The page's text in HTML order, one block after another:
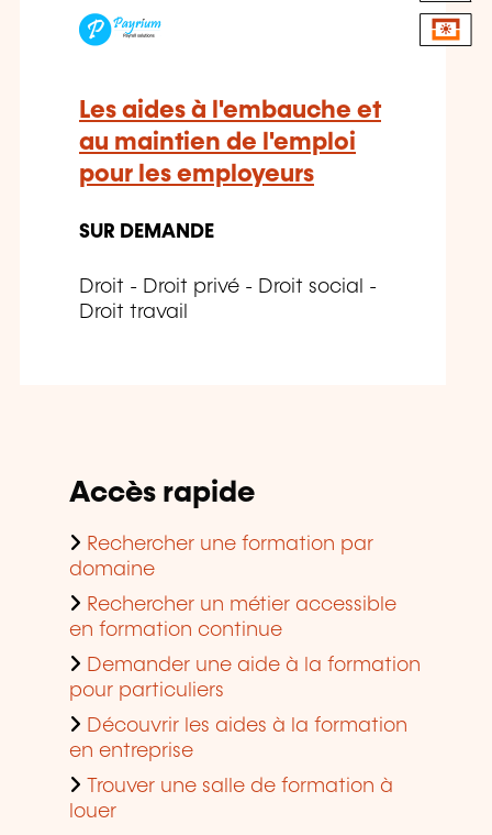
Les aides à l'embauche et
au maintien de l'emploi
pour les employeurs
SUR DEMANDE
Droit - Droit privé - Droit social -
Droit travail
Accès rapide
Rechercher une formation par
domaine
Rechercher un métier accessible
en formation continue
Demander une aide à la formation
pour particuliers
Découvrir les aides à la formation
en entreprise
Trouver une salle de formation à
louer